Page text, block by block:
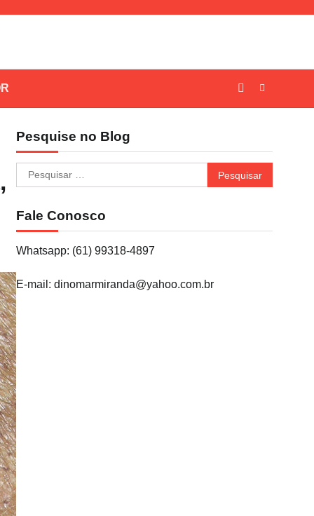
Pesquise no Blog
Pesquisar
por:
Fale Conosco
Whatsapp: (61) 99318-4897
E-mail: dinomarmiranda@yahoo.com.br